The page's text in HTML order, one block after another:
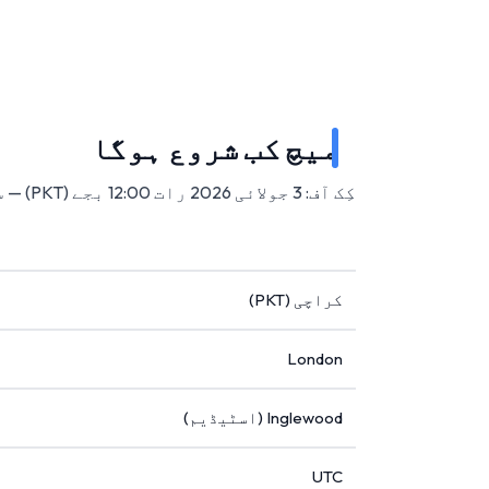
میچ کب شروع ہوگا
کِک آف: 3 جولائی 2026 رات 12:00 بجے (PKT) — سوفائی اسٹیڈیم، انگلووڈ، امریکہ میں۔
کراچی (PKT)
London
Inglewood (اسٹیڈیم)
UTC